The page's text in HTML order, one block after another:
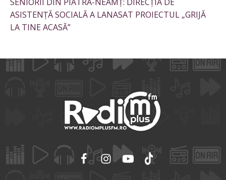
ASISTENȚĂ SOCIALĂ A LANASAT PROIECTUL „GRIJĂ
LA TINE ACASĂ”